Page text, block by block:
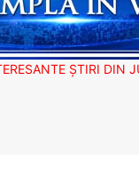
ȘTIRI DIN